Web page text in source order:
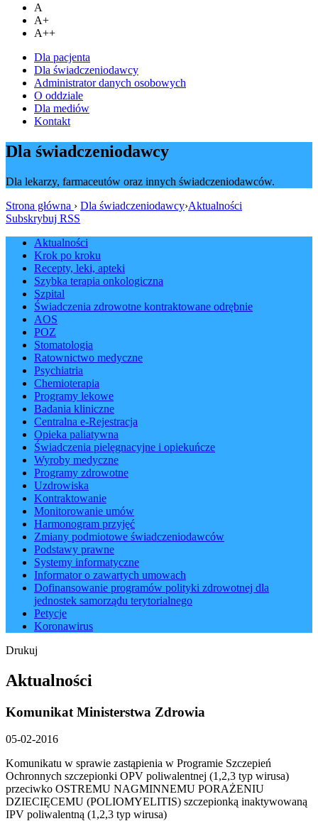
A
A+
A++
Dla pacjenta
Dla świadczeniodawcy
Administrator danych osobowych
O oddziale
Dla mediów
Kontakt
Dla świadczeniodawcy
Dla lekarzy, farmaceutów oraz innych świadczeniodawców.
Strona główna › Dla świadczeniodawcy›Aktualności
Subskrybuj RSS
Aktualności
Krok po kroku
Recepty, leki, apteki
Szybka terapia onkologiczna
Szpital
Świadczenia zdrowotne kontraktowane odrębnie
AOS
POZ
Stomatologia
Ratownictwo medyczne
Psychiatria
Chemioterapia
Programy lekowe
Badania kliniczne
Centralna e-Rejestracja
Opieka paliatywna
Świadczenia pielęgnacyjne i opiekuńcze
Wyroby medyczne
Programy zdrowotne
Uzdrowiska
Kontraktowanie
Monitorowanie umów
Harmonogram przyjęć
Zmiany podmiotowe świadczeniodawców
Podstawy prawne
Systemy informatyczne
Informator o zawartych umowach
Dofinansowanie programów polityki zdrowotnej dla
jednostek samorządu terytorialnego
Petycje
Koronawirus
Drukuj
Aktualności
Komunikat Ministerstwa Zdrowia
05-02-2016
Komunikatu w sprawie zastąpienia w Programie Szczepień
Ochronnych szczepionki OPV poliwalentnej (1,2,3 typ wirusa)
przeciwko OSTREMU NAGMINNEMU PORAŻENIU
DZIECIĘCEMU (POLIOMYELITIS) szczepionką inaktywowaną
IPV poliwalentną (1,2,3 typ wirusa)